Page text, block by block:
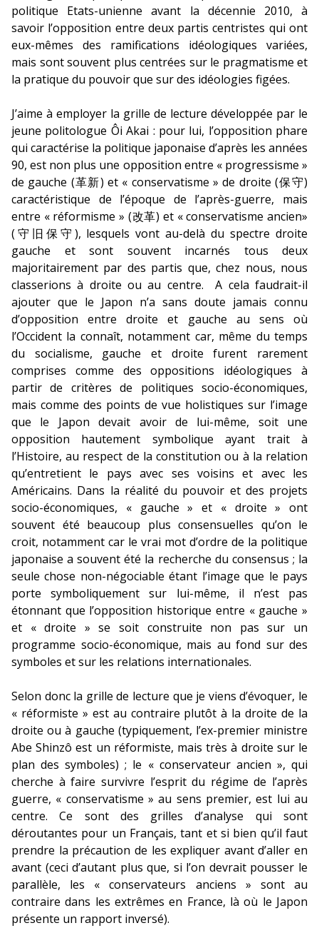
politique Etats-unienne avant la décennie 2010, à
savoir l’opposition entre deux partis centristes qui ont
eux-mêmes des ramifications idéologiques variées,
mais sont souvent plus centrées sur le pragmatisme et
la pratique du pouvoir que sur des idéologies figées.
J’aime à employer la grille de lecture développée par le
jeune politologue Ôi Akai : pour lui, l’opposition phare
qui caractérise la politique japonaise d’après les années
90, est non plus une opposition entre « progressisme »
de gauche (革新) et « conservatisme » de droite (保守)
caractéristique de l’époque de l’après-guerre, mais
entre « réformisme » (改革) et « conservatisme ancien»
(守旧保守), lesquels vont au-delà du spectre droite
gauche et sont souvent incarnés tous deux
majoritairement par des partis que, chez nous, nous
classerions à droite ou au centre. A cela faudrait-il
ajouter que le Japon n’a sans doute jamais connu
d’opposition entre droite et gauche au sens où
l’Occident la connaît, notamment car, même du temps
du socialisme, gauche et droite furent rarement
comprises comme des oppositions idéologiques à
partir de critères de politiques socio-économiques,
mais comme des points de vue holistiques sur l’image
que le Japon devait avoir de lui-même, soit une
opposition hautement symbolique ayant trait à
l’Histoire, au respect de la constitution ou à la relation
qu’entretient le pays avec ses voisins et avec les
Américains. Dans la réalité du pouvoir et des projets
socio-économiques, « gauche » et « droite » ont
souvent été beaucoup plus consensuelles qu’on le
croit, notamment car le vrai mot d’ordre de la politique
japonaise a souvent été la recherche du consensus ; la
seule chose non-négociable étant l’image que le pays
porte symboliquement sur lui-même, il n’est pas
étonnant que l’opposition historique entre « gauche »
et « droite » se soit construite non pas sur un
programme socio-économique, mais au fond sur des
symboles et sur les relations internationales.
Selon donc la grille de lecture que je viens d’évoquer, le
« réformiste » est au contraire plutôt à la droite de la
droite ou à gauche (typiquement, l’ex-premier ministre
Abe Shinzô est un réformiste, mais très à droite sur le
plan des symboles) ; le « conservateur ancien », qui
cherche à faire survivre l’esprit du régime de l’après
guerre, « conservatisme » au sens premier, est lui au
centre. Ce sont des grilles d’analyse qui sont
déroutantes pour un Français, tant et si bien qu’il faut
prendre la précaution de les expliquer avant d’aller en
avant (ceci d’autant plus que, si l’on devrait pousser le
parallèle, les « conservateurs anciens » sont au
contraire dans les extrêmes en France, là où le Japon
présente un rapport inversé).